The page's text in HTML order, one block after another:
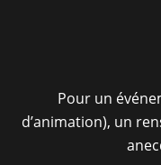
Pour un
d’animation), un